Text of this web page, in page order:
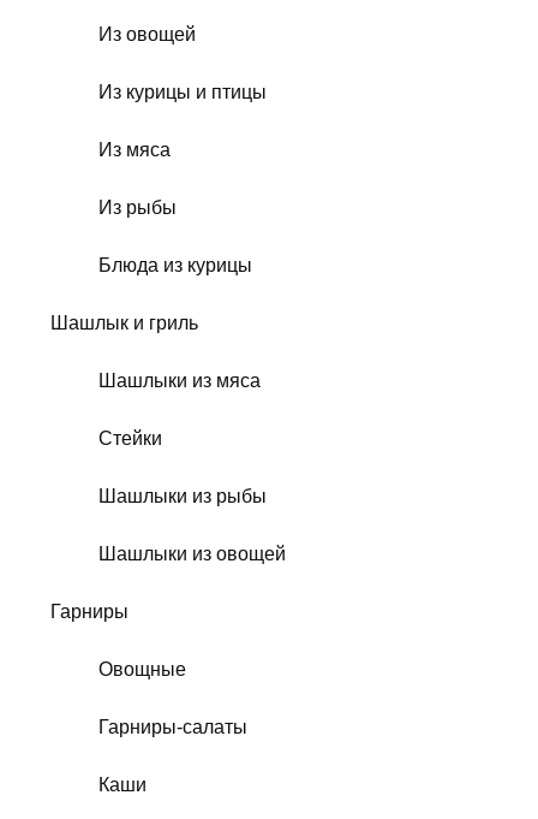
Из овощей
Из курицы и птицы
Из мяса
Из рыбы
Блюда из курицы
Шашлык и гриль
Шашлыки из мяса
Стейки
Шашлыки из рыбы
Шашлыки из овощей
Гарниры
Овощные
Гарниры-салаты
Каши